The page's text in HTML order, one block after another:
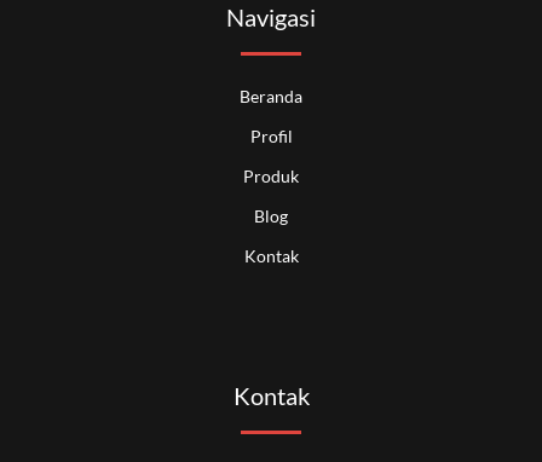
Navigasi
Beranda
Profil
Produk
Blog
Kontak
Kontak